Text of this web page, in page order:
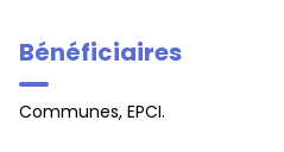
Bénéficiaires
Communes, EPCI.